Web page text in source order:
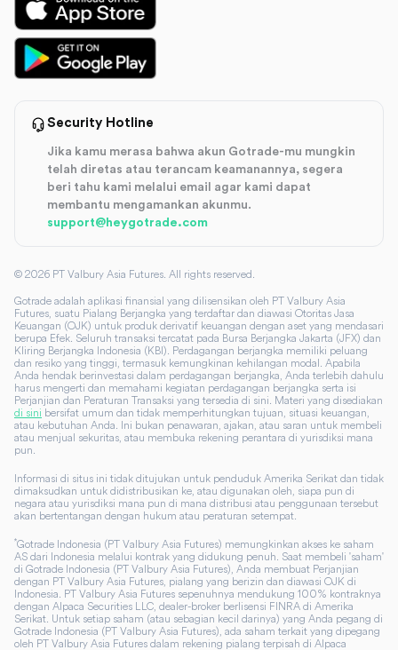
Security Hotline
Jika kamu merasa bahwa akun Gotrade-mu mungkin
telah diretas atau terancam keamanannya, segera
beri tahu kami melalui email agar kami dapat
membantu mengamankan akunmu.
support@heygotrade.com
© 2026 PT Valbury Asia Futures. All rights reserved.
Gotrade adalah aplikasi finansial yang dilisensikan oleh PT Valbury Asia
Futures, suatu Pialang Berjangka yang terdaftar dan diawasi Otoritas Jasa
Keuangan (OJK) untuk produk derivatif keuangan dengan aset yang mendasari
berupa Efek. Seluruh transaksi tercatat pada Bursa Berjangka Jakarta (JFX) dan
Kliring Berjangka Indonesia (KBI). Perdagangan berjangka memiliki peluang
dan resiko yang tinggi, termasuk kemungkinan kehilangan modal. Apabila
Anda hendak berinvestasi dalam perdagangan berjangka, Anda terlebih dahulu
harus mengerti dan memahami kegiatan perdagangan berjangka serta isi
Perjanjian dan Peraturan Transaksi yang tersedia di sini. Materi yang disediakan
di sini bersifat umum dan tidak memperhitungkan tujuan, situasi keuangan,
atau kebutuhan Anda. Ini bukan penawaran, ajakan, atau saran untuk membeli
atau menjual sekuritas, atau membuka rekening perantara di yurisdiksi mana
pun.
Informasi di situs ini tidak ditujukan untuk penduduk Amerika Serikat dan tidak
dimaksudkan untuk didistribusikan ke, atau digunakan oleh, siapa pun di
negara atau yurisdiksi mana pun di mana distribusi atau penggunaan tersebut
akan bertentangan dengan hukum atau peraturan setempat.
*Gotrade Indonesia (PT Valbury Asia Futures) memungkinkan akses ke saham
AS dari Indonesia melalui kontrak yang didukung penuh. Saat membeli 'saham'
di Gotrade Indonesia (PT Valbury Asia Futures), Anda membuat Perjanjian
dengan PT Valbury Asia Futures, pialang yang berizin dan diawasi OJK di
Indonesia. PT Valbury Asia Futures sepenuhnya mendukung 100% kontraknya
dengan Alpaca Securities LLC, dealer-broker berlisensi FINRA di Amerika
Serikat. Untuk setiap saham (atau sebagian kecil darinya) yang Anda pegang di
Gotrade Indonesia (PT Valbury Asia Futures), ada saham terkait yang dipegang
oleh PT Valbury Asia Futures dalam rekening pialang terpisah di Alpaca